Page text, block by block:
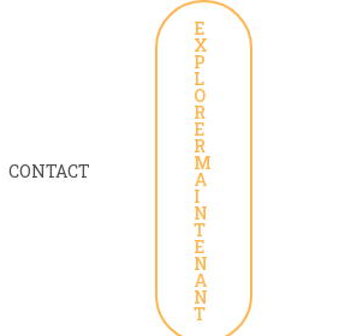
CONTACT
E
X
P
L
O
R
E
R
M
A
I
N
T
E
N
A
N
T